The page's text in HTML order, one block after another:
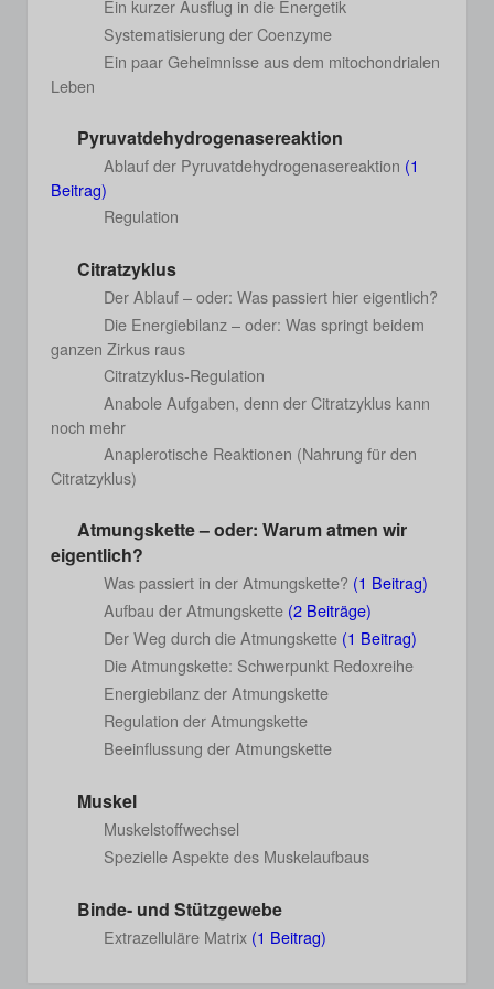
Ein kurzer Ausflug in die Energetik
Systematisierung der Coenzyme
Ein paar Geheimnisse aus dem mitochondrialen
Leben
Pyruvatdehydrogenasereaktion
Ablauf der Pyruvatdehydrogenasereaktion (1
Beitrag)
Regulation
Citratzyklus
Der Ablauf – oder: Was passiert hier eigentlich?
Die Energiebilanz – oder: Was springt beidem
ganzen Zirkus raus
Citratzyklus-Regulation
Anabole Aufgaben, denn der Citratzyklus kann
noch mehr
Anaplerotische Reaktionen (Nahrung für den
Citratzyklus)
Atmungskette – oder: Warum atmen wir
eigentlich?
Was passiert in der Atmungskette? (1 Beitrag)
Aufbau der Atmungskette (2 Beiträge)
Der Weg durch die Atmungskette (1 Beitrag)
Die Atmungskette: Schwerpunkt Redoxreihe
Energiebilanz der Atmungskette
Regulation der Atmungskette
Beeinflussung der Atmungskette
Muskel
Muskelstoffwechsel
Spezielle Aspekte des Muskelaufbaus
Binde- und Stützgewebe
Extrazelluläre Matrix (1 Beitrag)